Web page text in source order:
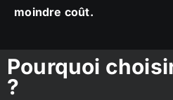
moindre coût.
Pourquoi
?